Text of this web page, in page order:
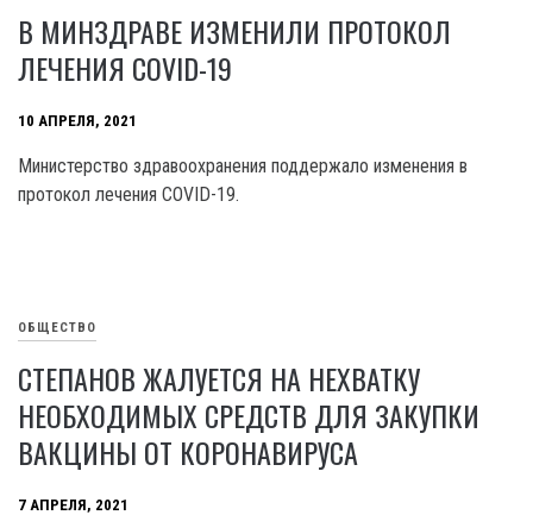
В МИНЗДРАВЕ ИЗМЕНИЛИ ПРОТОКОЛ
ЛЕЧЕНИЯ COVID-19
10 АПРЕЛЯ, 2021
Министерство здравоохранения поддержало изменения в
протокол лечения COVID-19.
ОБЩЕСТВО
СТЕПАНОВ ЖАЛУЕТСЯ НА НЕХВАТКУ
НЕОБХОДИМЫХ СРЕДСТВ ДЛЯ ЗАКУПКИ
ВАКЦИНЫ ОТ КОРОНАВИРУСА
7 АПРЕЛЯ, 2021